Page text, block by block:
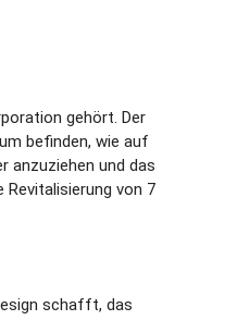
gehört. Der
befinden, wie auf
anzuziehen und das
Revitalisierung von 7
schafft, das